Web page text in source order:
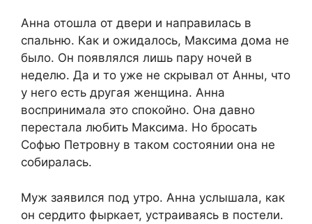
Анна отошла от двери и направилась в
спальню. Как и ожидалось, Максима дома не
было. Он появлялся лишь пару ночей в
неделю. Да и то уже не скрывал от Анны, что
у него есть другая женщина. Анна
воспринимала это спокойно. Она давно
перестала любить Максима. Но бросать
Софью Петровну в таком состоянии она не
собиралась.
Муж заявился под утро. Анна услышала, как
он сердито фыркает, устраиваясь в постели.